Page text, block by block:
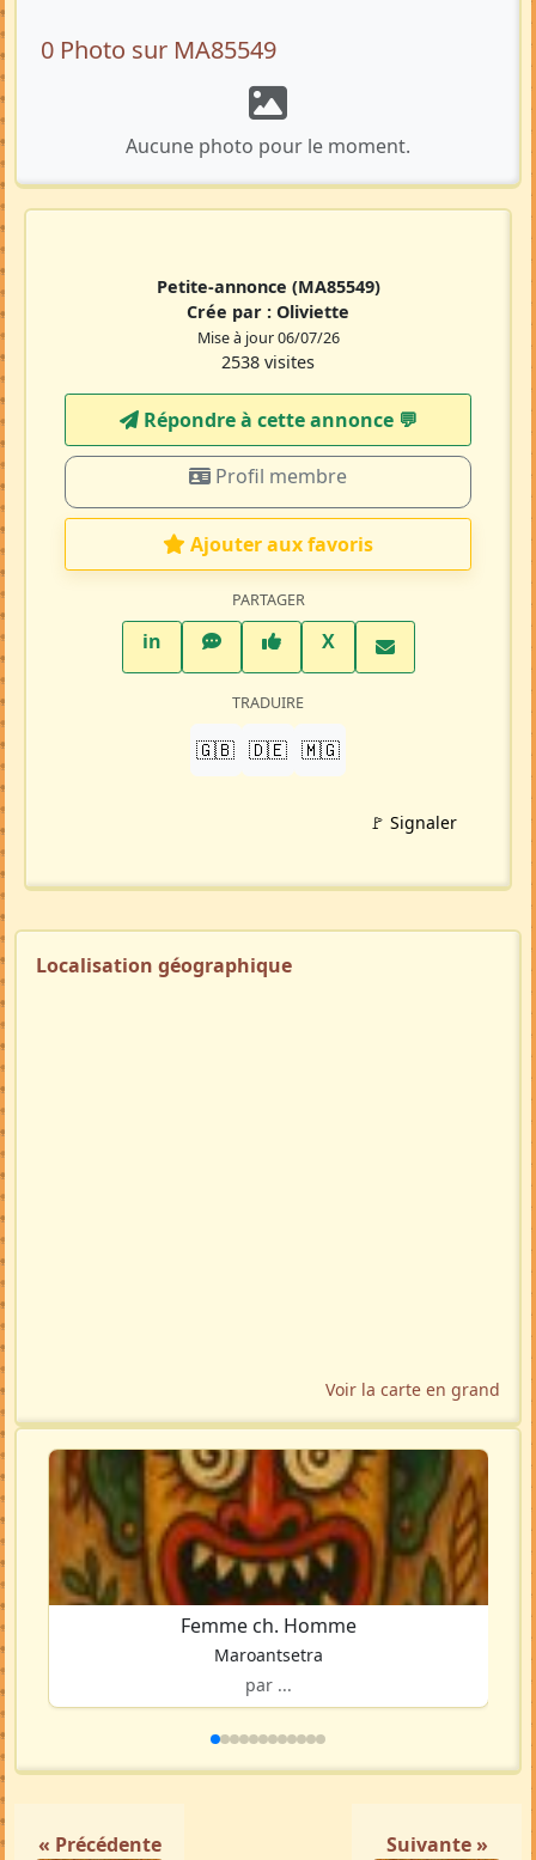
0 Photo sur MA85549
Aucune photo pour le moment.
Petite-annonce (MA85549)
Crée par : Oliviette
Mise à jour 06/07/26
2538 visites
Répondre à cette annonce 💬​
Profil membre
Ajouter aux favoris
PARTAGER
inLinkedInWhatsAppFacebook
XTwitter X
TRADUIRE
🇬🇧 🇩🇪 🇲🇬
🚩 Signaler
Localisation géographique
Voir la carte en grand
Femme ch. Homme
Maroantsetra
par ...
« Précédente Suivante »